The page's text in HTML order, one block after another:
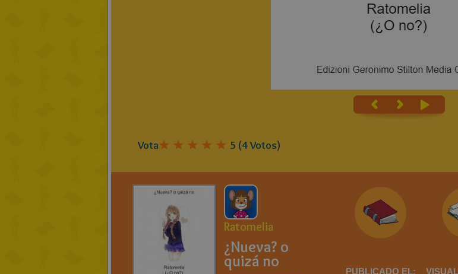
Vota 5 (4Votos)
Ratomelia
¿Nueva? o
quizá no
PUBLICADO EL: